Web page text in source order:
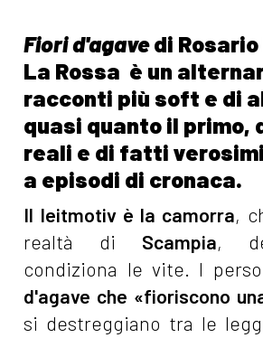
Fiori d'agavedi
La Rossa è un
racconti più soft e di
quasi quanto il primo,
reali e di fatti
a episodi di cronaca.
Il leitmotiv è la camorra,
realtà di Scampia,
condiziona le vite. I
d'agave che «fioriscono
si destreggiano tra le